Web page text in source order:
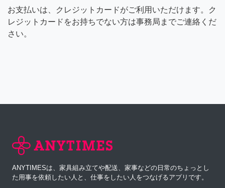
お支払いは、クレジットカードがご利用いただけます。ク
レジットカードをお持ちでない方は事務局までご連絡くだ
さい。
ANYTIMESは、家具組み立てや配送、家事などの日常のちょっとし
た用事を依頼したい人と、仕事をしたい人をつなげるアプリです。